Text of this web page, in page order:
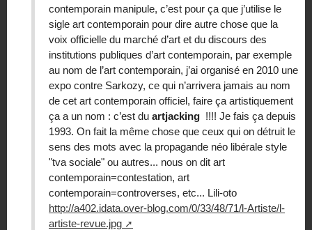
contemporain manipule, c’est pour ça que j’utilise le
sigle art contemporain pour dire autre chose que la
voix officielle du marché d’art et du discours des
institutions publiques d’art contemporain, par exemple
au nom de l’art contemporain, j’ai organisé en 2010 une
expo contre Sarkozy, ce qui n’arrivera jamais au nom
de cet art contemporain officiel, faire ça artistiquement
ça a un nom : c’est du artjacking !!!! Je fais ça depuis
1993. On fait la même chose que ceux qui on détruit le
sens des mots avec la propagande néo libérale style
"tva sociale" ou autres... nous on dit art
contemporain=contestation, art
contemporain=controverses, etc... Lili-oto
http://a402.idata.over-blog.com/0/33/48/71/l-Artiste/l-
artiste-revue.jpg